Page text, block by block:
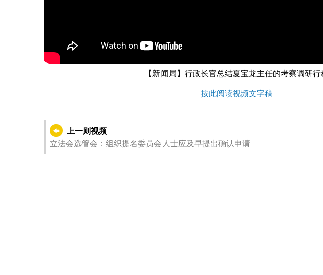
【新闻局】行政长官总结夏宝龙主任的考察调研行
按此阅读视频文字稿
上一则视频
立法会选管会：组织提名委员会人士应及早提出确认申请